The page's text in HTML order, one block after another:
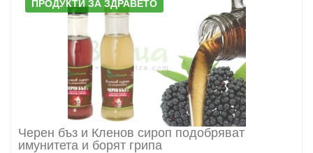
ПРОДУКТИ ЗА ЗДРАВЕТО
Черен бъз и Кленов сироп подобряват
имунитета и борят грипа